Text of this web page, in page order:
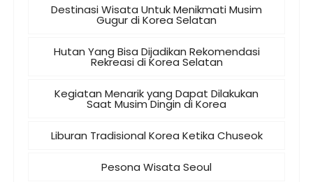
Destinasi Wisata Untuk Menikmati Musim
Gugur di Korea Selatan
Hutan Yang Bisa Dijadikan Rekomendasi
Rekreasi di Korea Selatan
Kegiatan Menarik yang Dapat Dilakukan
Saat Musim Dingin di Korea
Liburan Tradisional Korea Ketika Chuseok
Pesona Wisata Seoul